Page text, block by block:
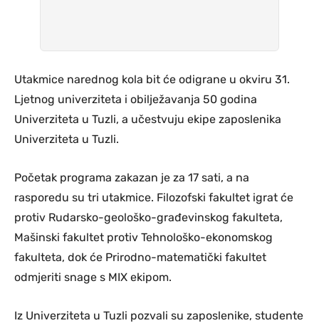
Utakmice narednog kola bit će odigrane u okviru 31.
Ljetnog univerziteta i obilježavanja 50 godina
Univerziteta u Tuzli, a učestvuju ekipe zaposlenika
Univerziteta u Tuzli.
Početak programa zakazan je za 17 sati, a na
rasporedu su tri utakmice. Filozofski fakultet igrat će
protiv Rudarsko-geološko-građevinskog fakulteta,
Mašinski fakultet protiv Tehnološko-ekonomskog
fakulteta, dok će Prirodno-matematički fakultet
odmjeriti snage s MIX ekipom.
Iz Univerziteta u Tuzli pozvali su zaposlenike, studente